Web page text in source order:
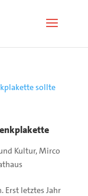
Kultur,Mirco
Erst letztes Jahr